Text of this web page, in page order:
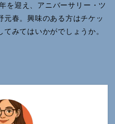
を迎え、アニバーサリー・ツ
元春。興味のある方はチケッ
みてはいかがでしょうか。